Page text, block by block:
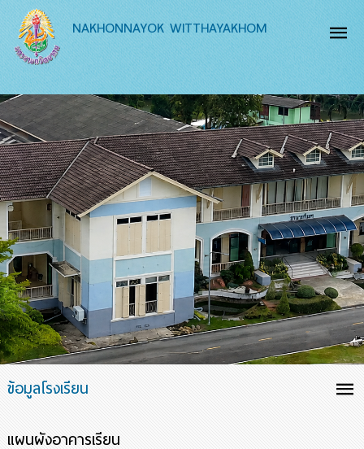
NAKHONNAYOK WITTHAYAKHOM
ข้อมูลโรงเรียน
แผนผังอาคารเรียน